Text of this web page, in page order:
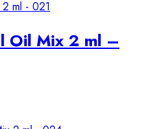
Oil Mix 2 ml –